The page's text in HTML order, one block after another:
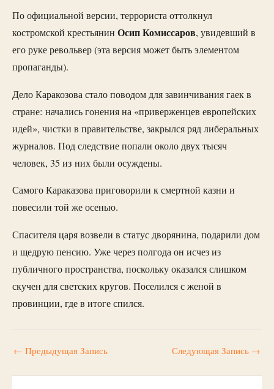
По официальной версии, террориста оттолкнул
костромской крестьянин Осип Комиссаров, увидевший в
его руке револьвер (эта версия может быть элементом
пропаганды).
Дело Каракозова стало поводом для завинчивания гаек в
стране: начались гонения на «приверженцев европейских
идей», чистки в правительстве, закрылся ряд либеральных
журналов. Под следствие попали около двух тысяч
человек, 35 из них были осуждены.
Самого Караказова приговорили к смертной казни и
повесили той же осенью.
Спасителя царя возвели в статус дворянина, подарили дом
и щедрую пенсию. Уже через полгода он исчез из
публичного пространства, поскольку оказался слишком
скучен для светских кругов. Поселился с женой в
провинции, где в итоге спился.
← Предыдущая Запись Следующая Запись →